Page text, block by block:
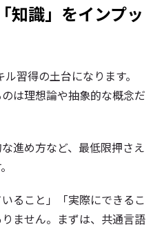
識」をインプッ
習得の土台になります。
は理想論や抽象的な概念だ
進め方など、最低限押さえ
ること」「実際にできるこ
ません。まずは、共通言語